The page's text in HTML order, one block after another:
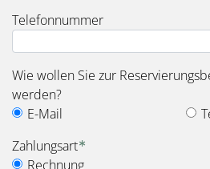
Telefonnummer
Wie wollen Sie zur
werden?
E-Mail
Zahlungsart
Rechnung